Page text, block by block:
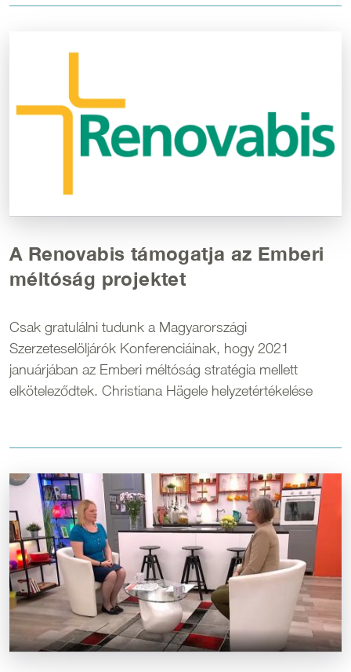
A Renovabis támogatja az Emberi
méltóság projektet
Csak gratulálni tudunk a Magyarországi
Szerzeteselöljárók Konferenciáinak, hogy 2021
januárjában az Emberi méltóság stratégia mellett
elköteleződtek. Christiana Hägele helyzetértékelése
Kép